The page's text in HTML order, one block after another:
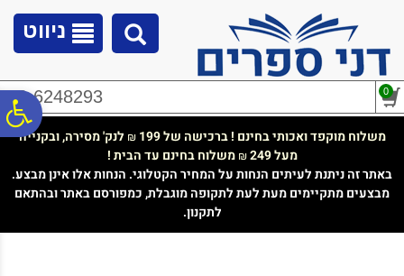
נגישות
ניווט
02-6248293 0
משלוח מוקפד ואכותי בחינם ! ברכישה של 199 ₪ לנק' מסירה, ובקנייה
מעל 249
₪משלוח בחינם עד הבית !
באתר זה ניתנת לעיתים הנחות על המחיר הקטלוגי. הנחות אלו אינן מבצע.
מבצעים מתקיימים מעת לעת לתקופה מוגבלת, כמפורסם באתר ובהתאם
לתקנון.